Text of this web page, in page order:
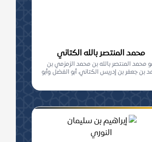
محمد المنتصر بالله الكتاني
محمد المنتصر بالله بن محمد الزمزمي بن
بن جعفر بن إدريس الكتاني، أبو الفضل وأبو